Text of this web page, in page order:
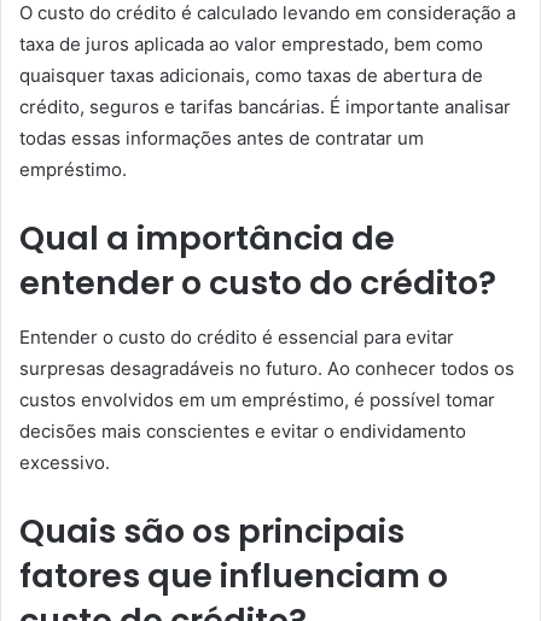
O custo do crédito é calculado levando em consideração a
taxa de juros aplicada ao valor emprestado, bem como
quaisquer taxas adicionais, como taxas de abertura de
crédito, seguros e tarifas bancárias. É importante analisar
todas essas informações antes de contratar um
empréstimo.
Qual a importância de
entender o custo do crédito?
Entender o custo do crédito é essencial para evitar
surpresas desagradáveis no futuro. Ao conhecer todos os
custos envolvidos em um empréstimo, é possível tomar
decisões mais conscientes e evitar o endividamento
excessivo.
Quais são os principais
fatores que influenciam o